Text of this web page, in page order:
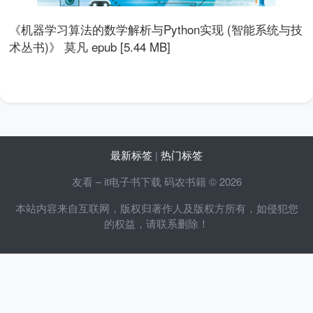
《机器学习算法的数学解析与Python实现 (智能系统与技
术丛书)》 莫凡 epub [5.44 MB]
最新标签 | 热门标签
友看 – it电子书下载 码农书籍 © 2026
本站内容来自互联网，版权归著作人及版权方所有，如侵犯您
的权益，请联系删除！